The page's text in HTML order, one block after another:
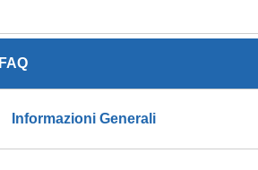
FAQ
Informazioni Generali